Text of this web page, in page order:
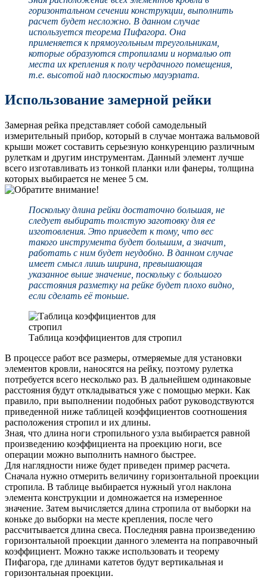
горизонтальном сечении конструкции, выполнить
расчет будет несложно. В данном случае
используется теорема Пифагора. Она
применяется к прямоугольным треугольникам,
которые образуются стропилами и нормалью от
места их крепления к полу чердачного помещения,
т.е. высотой над плоскостью мауэрлата.
Использование замерной рейки
Замерная рейка представляет собой самодельный
измерительный прибор, который в случае монтажа вальмовой
крыши может составить серьезную конкуренцию различным
рулеткам и другим инструментам. Данный элемент лучше
всего изготавливать из тонкой планки или фанеры, толщина
которых выбирается не менее 5 см.
Поскольку длина рейки достаточно большая, не
следует выбирать толстую заготовку для ее
изготовления. Это приведет к тому, что вес
такого инструмента будет большим, а значит,
работать с ним будет неудобно. В данном случае
имеет смысл лишь ширина, превышающая
указанное выше значение, поскольку с большого
расстояния разметку на рейке будет плохо видно,
если сделать её тоньше.
Таблица коэффициентов для стропил
В процессе работ все размеры, отмеряемые для установки
элементов кровли, наносятся на рейку, поэтому рулетка
потребуется всего несколько раз. В дальнейшем одинаковые
расстояния будут откладываться уже с помощью мерки. Как
правило, при выполнении подобных работ руководствуются
приведенной ниже таблицей коэффициентов соотношения
расположения стропил и их длины.
Зная, что длина ноги стропильного узла выбирается равной
произведению коэффициента на проекцию ноги, все
операции можно выполнить намного быстрее.
Для наглядности ниже будет приведен пример расчета.
Сначала нужно отмерить величину горизонтальной проекции
стропила. В таблице выбирается нужный угол наклона
элемента конструкции и домножается на измеренное
значение. Затем вычисляется длина стропила от выборки на
коньке до выборки на месте крепления, после чего
рассчитывается длина свеса. Последняя равна произведению
горизонтальной проекции данного элемента на поправочный
коэффициент. Можно также использовать и теорему
Пифагора, где длинами катетов будут вертикальная и
горизонтальная проекции.